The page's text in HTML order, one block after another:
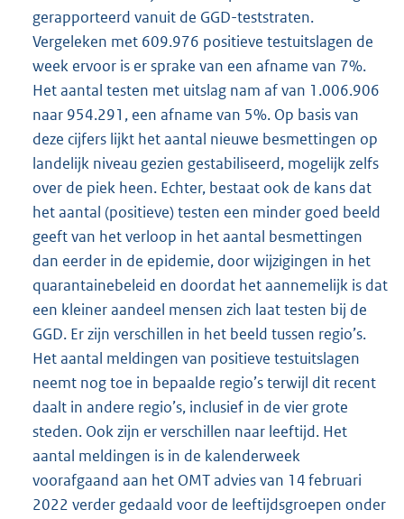
gerapporteerd vanuit de GGD-teststraten.
Vergeleken met 609.976 positieve testuitslagen de
week ervoor is er sprake van een afname van 7%.
Het aantal testen met uitslag nam af van 1.006.906
naar 954.291, een afname van 5%. Op basis van
deze cijfers lijkt het aantal nieuwe besmettingen op
landelijk niveau gezien gestabiliseerd, mogelijk zelfs
over de piek heen. Echter, bestaat ook de kans dat
het aantal (positieve) testen een minder goed beeld
geeft van het verloop in het aantal besmettingen
dan eerder in de epidemie, door wijzigingen in het
quarantainebeleid en doordat het aannemelijk is dat
een kleiner aandeel mensen zich laat testen bij de
GGD. Er zijn verschillen in het beeld tussen regio’s.
Het aantal meldingen van positieve testuitslagen
neemt nog toe in bepaalde regio’s terwijl dit recent
daalt in andere regio’s, inclusief in de vier grote
steden. Ook zijn er verschillen naar leeftijd. Het
aantal meldingen is in de kalenderweek
voorafgaand aan het OMT advies van 14 februari
2022 verder gedaald voor de leeftijdsgroepen onder